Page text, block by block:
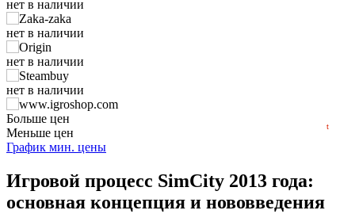
нет в наличии
нет в наличии
нет в наличии
нет в наличии
нет в наличии
нет в наличии
нет в наличии
нет в наличии
Больше цен
Меньше цен
t
1,000
2,000
3,000
График мин. цены
Игровой процесс SimCity 2013 года:
основная концепция и нововведения